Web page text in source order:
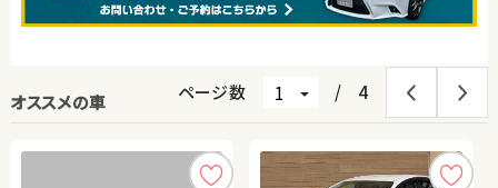
オススメの車 ページ数 / 4